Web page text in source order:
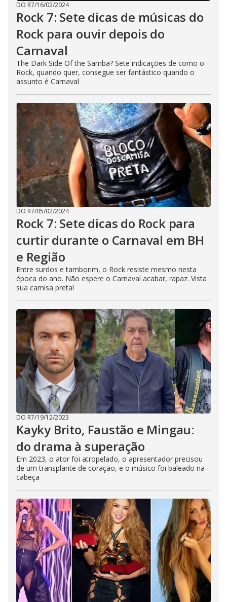
DO R7/16/02/2024
Rock 7: Sete dicas de músicas do
Rock para ouvir depois do
Carnaval
The Dark Side Of the Samba? Sete indicações de como o
Rock, quando quer, consegue ser fantástico quando o
assunto é Carnaval
DO R7/05/02/2024
Rock 7: Sete dicas do Rock para
curtir durante o Carnaval em BH
e Região
Entre surdos e tamborim, o Rock resiste mesmo nesta
época do ano. Não espere o Carnaval acabar, rapaz. Vista
sua camisa preta!
DO R7/19/12/2023
Kayky Brito, Faustão e Mingau:
do drama à superação
Em 2023, o ator foi atropelado, o apresentador precisou
de um transplante de coração, e o músico foi baleado na
cabeça